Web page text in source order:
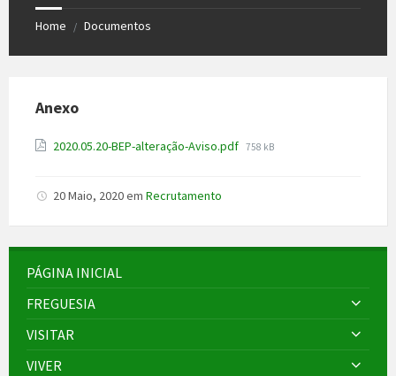
Home / Documentos
Anexo
2020.05.20-BEP-alteração-Aviso.pdf File
758 kB
20 Maio, 2020em Recrutamento
PÁGINA INICIAL
FREGUESIA
VISITAR
VIVER